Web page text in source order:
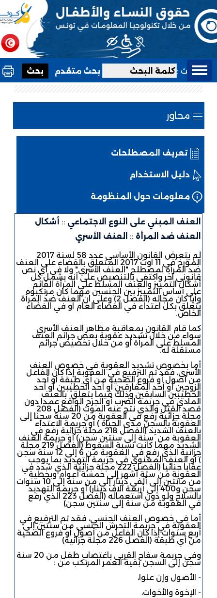
بحث : بحث متقدم
محاور
تعريف المصطلحات
دليل الاستخدام
معلومات حول المنظومة
العنف المبني على النوع الاجتماعي :: أشكال
العنف ضد المرأة :: العنف الأسري
لم يتعرض القانون الأساسي عدد 58 لسنة 2017
المؤرخ في 11 اوت 2017 المتعلق بالقضاء على العنف
ضد المرأة لمصطلح "العنف الأسري" ولا في أي نص
قانوني آخر واكتفى بالتنصيص على أنه يشمل كل
أشكال التمييز والعنف المسلط على المرأة القائم
على أساس التمييز بين الجنسين مهما كان مرتكبوه
وأيا كان مجاله (الفصل 2) وعلى ان العنف ضد المرأة
يتعلق بكل اعتداء في الفضاء العام او في الفضاء
الخاص.
كما قام القانون بمعاقبة مظاهر العنف الأسري
سواء من خلال تشديد عقوبة بعض جرائم العنف
المسلط على المرأة أو من خلال تخصيص جرائم
مستقلة له.
أما بخصوص تشديد العقوبة في خصوص العنف
الأسري، فقد تم الترفيع في العقوبة إذا كان الفاعل
من أصول أو فروع الضحية من أي طبقة أو أحد
الزوجين أو أحد المفارقين أو أحد الخطيبين أو أحد
الخطيبين السابقين وذلك فيما يتعلق بالعنف
المادي في جريمة الضرب أو الجرح الواقع عمدا دون
قصد القتل والذي نتج عنه الموت (الفصل 208
مجلة جزائية رفع في العقوبة من 20 سنة سجنا إلى
العقوبة بالسجن مدى الحياة ) أو جريمة الاعتداء
بالعنف الشديد (الفصل 218 مجلة جزائية رفع في
العقوبة من سنة إلى سنتين سجن) أو جريمة العنف
الشديد مهما كانت نسبة السقوط (الفصل 219 مجلة
جزائية الذي رفع في العقوبة من 6 إلى 12 سنة سجن
) أو العنف المعنوي في جريمة التهديد بما يوجب
عقابا جنائيا (الفصل 222 مجلة جزائية الذي شدد في
العقوبة من ستة أشهر إلى خمسة أعوام وبخطية
من مائتين إلى ألفي دينار إلى من سنة إلى 10 سنوات
سجن و400 إلى أربعة آلاف دينار) أو جريمة التهديد
بالسلاح ولو دون استعماله (الفصل 223 الذي رفع
في العقوبة من سنة إلى سنتين سجن)
أما في خصوص العنف الجنسي، فقد تم الترفيع في
العقوبة في جريمة التحرش الجنسي من سنتين إلى
أربع سنوات إذا كان الفاعل من أصول أو فروع الضحية
من أي طبقة (الفصل 226 مجلة جزائية)
وفي جريمة سفاح القربى باغتصاب طفل من 20 سنة
سجن إلى السجن بقية العمر المرتكب من :
- الأصول وإن علوا،
- الإخوة والأخوات،